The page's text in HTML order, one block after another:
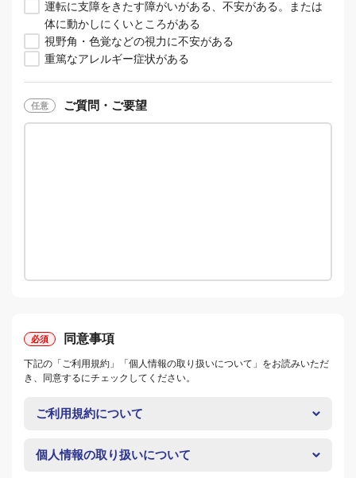
運転に支障をきたす障がいがある、不安がある。または
体に動かしにくいところがある
視野角・色覚などの視力に不安がある
重篤なアレルギー症状がある
ご質問・ご要望
同意事項
下記の「ご利用規約」「個人情報の取り扱いについて」をお読みいただ
き、同意するにチェックしてください。
ご利用規約について
個人情報の取り扱いについて